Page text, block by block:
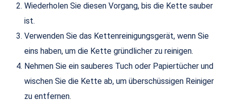
Wiederholen Sie diesen Vorgang, bis die Kette sauber
ist.
Verwenden Sie das Kettenreinigungsgerät, wenn Sie
eins haben, um die Kette gründlicher zu reinigen.
Nehmen Sie ein sauberes Tuch oder Papiertücher und
wischen Sie die Kette ab, um überschüssigen Reiniger
zu entfernen.